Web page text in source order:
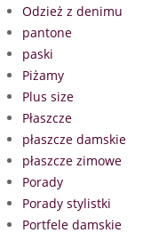
Odzież z denimu
pantone
paski
Piżamy
Plus size
Płaszcze
płaszcze damskie
płaszcze zimowe
Porady
Porady stylistki
Portfele damskie